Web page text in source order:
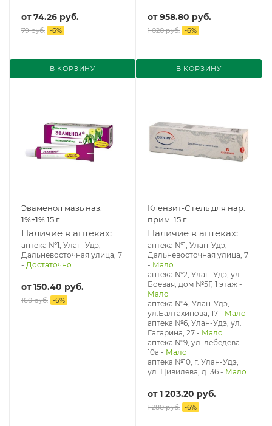
от74.26 руб.
79 руб. -6%
В КОРЗИНУ
от958.80 руб.
1 020 руб. -6%
В КОРЗИНУ
Эваменол мазь наз.
1%+1% 15 г
Наличие в аптеках:
аптека №1, Улан-Удэ,
Дальневосточная улица, 7
- Достаточно
от150.40 руб.
160 руб. -6%
Клензит-С гель для нар.
прим. 15 г
Наличие в аптеках:
аптека №1, Улан-Удэ,
Дальневосточная улица, 7
- Мало
аптека №2, Улан-Удэ, ул.
Боевая, дом №5Г, 1 этаж -
Мало
аптека №4, Улан-Удэ,
ул.Балтахинова, 17 - Мало
аптека №6, Улан-Удэ, ул.
Гагарина, 27 - Мало
аптека №9, ул. лебедева
10а - Мало
аптека №10, г. Улан-Удэ,
ул. Цивилева, д. 36 - Мало
от1 203.20 руб.
1 280 руб. -6%